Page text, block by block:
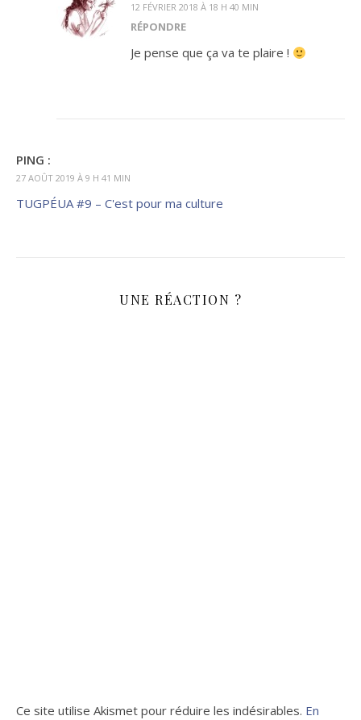
12 FÉVRIER 2018 À 18 H 40 MIN
RÉPONDRE
Je pense que ça va te plaire !
PING :
27 AOÛT 2019 À 9 H 41 MIN
TUGPÉUA #9 – C'est pour ma culture
UNE RÉACTION ?
Ce site utilise Akismet pour réduire les indésirables. En